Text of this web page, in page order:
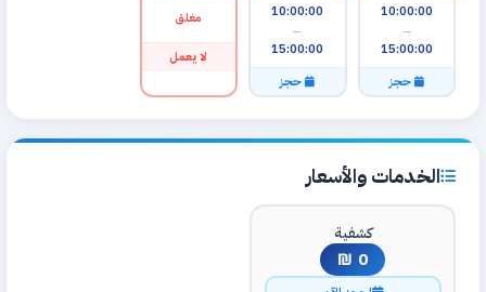
10:00:00
—
15:00:00
حجز
10:00:00
—
15:00:00
حجز
مغلق
لا يعمل
الخدمات والأسعار
كشفية
0 ₪